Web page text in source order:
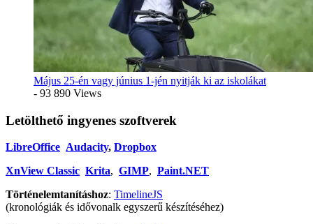
Május 25-én vagy június 1-jén nyitják ki az iskolákat
- 93 890 Views
Letölthető ingyenes szoftverek
LibreOffice Audacity, Dropbox
XnView Classic Krita, GIMP, Paint.NET
Történelemtanításhoz: TimelineJS
(kronológiák és idővonalk egyszerű készítéséhez)